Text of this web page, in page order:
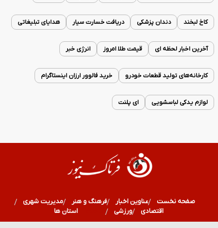
کاخ لبخند دندان پزشکی دریافت خسارت سیار هدایای تبلیغاتی
آخرین اخبار لحظه ای قیمت طلا امروز انرژی خبر
کارخانه‌های تولید قطعات خودرو خرید فالوور ارزان اینستاگرام
لوازم یدکی لباسشویی ای پلنت
صفحه نخست عناوین اخبار فرهنگ و هنر
مدیریت شهری
اقتصادی
ورزشی سلامت استان ها